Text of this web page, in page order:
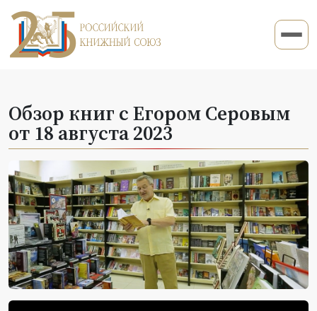
Обзор книг с Егором Серовым
от 18 августа 2023